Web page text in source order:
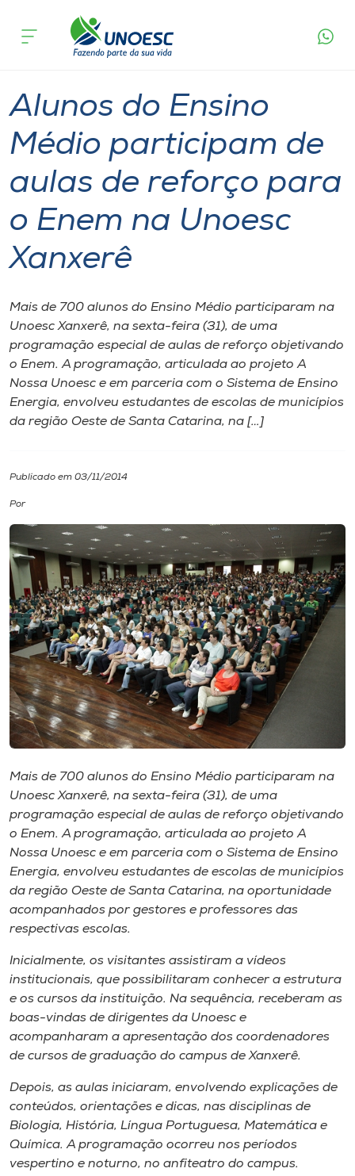
Cursos
Pesquisa
Atendimento ao Estudante
Portal de Ensino
Internacionalização
I.nova
Cultura
CPA
Biblioteca
Editora
Rádio
Museu
Store
o idioma
A-
acontece
Alunos do Ensino
Médio participam de
aulas de reforço para
o Enem na Unoesc
Xanxerê
Mais de 700 alunos do Ensino Médio participaram na
Unoesc Xanxerê, na sexta-feira (31), de uma
programação especial de aulas de reforço objetivando
o Enem. A programação, articulada ao projeto A
Nossa Unoesc e em parceria com o Sistema de Ensino
Energia, envolveu estudantes de escolas de municípios
da região Oeste de Santa Catarina, na […]
Publicado em 03/11/2014
Por
Mais de 700 alunos do Ensino Médio participaram na
Unoesc Xanxerê, na sexta-feira (31), de uma
programação especial de aulas de reforço objetivando
o Enem. A programação, articulada ao projeto A
Nossa Unoesc e em parceria com o Sistema de Ensino
Energia, envolveu estudantes de escolas de municípios
da região Oeste de Santa Catarina, na oportunidade
acompanhados por gestores e professores das
respectivas escolas.
Inicialmente, os visitantes assistiram a vídeos
institucionais, que possibilitaram conhecer a estrutura
e os cursos da instituição. Na sequência, receberam as
boas-vindas de dirigentes da Unoesc e
acompanharam a apresentação dos coordenadores
de cursos de graduação do campus de Xanxerê.
Depois, as aulas iniciaram, envolvendo explicações de
conteúdos, orientações e dicas, nas disciplinas de
Biologia, História, Língua Portuguesa, Matemática e
Química. A programação ocorreu nos períodos
vespertino e noturno, no anfiteatro do campus.